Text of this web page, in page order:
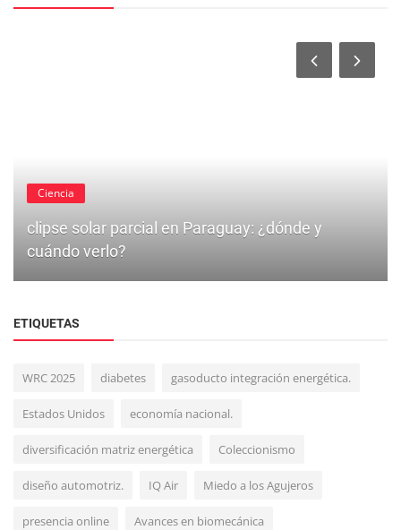
Ciencia
clipse solar parcial en Paraguay: ¿dónde y
cuándo verlo?
Ciencia
La Ciencia Confirma: Besar tiene Múltiples
ETIQUETAS
WRC 2025 diabetes gasoducto integración energética.
Estados Unidos economía nacional.
diversificación matriz energética Coleccionismo
diseño automotriz. IQ Air Miedo a los Agujeros
presencia online Avances en biomecánica